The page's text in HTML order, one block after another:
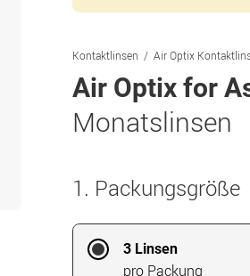
Kontaktlinsen Air Optix
Air Optix for
Monatslinsen
1. Packungsgröße
3 Linsen
pro Packung